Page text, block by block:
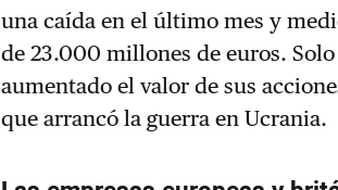
una caída en el último mes y
de 23.000 millones de euros.
aumentado el valor de sus
que arrancó la guerra en Ucrania.